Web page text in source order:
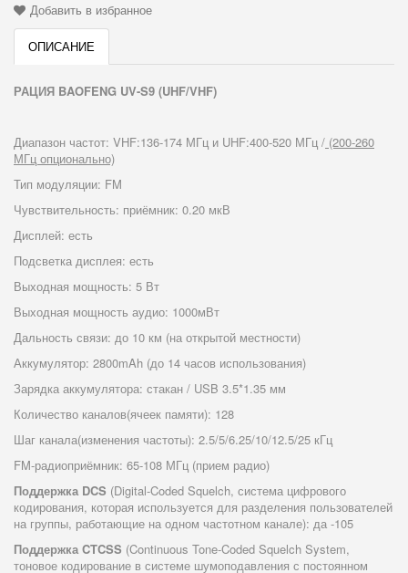
Добавить в избранное
ОПИСАНИЕ
РАЦИЯ BAOFENG UV-S9 (UHF/VHF)
Диапазон частот: VHF:136-174 МГц и UHF:400-520 МГц / (200-260
МГц опционально)
Тип модуляции: FM
Чувствительность: приёмник: 0.20 мкВ
Дисплей: есть
Подсветка дисплея: есть
Выходная мощность: 5 Вт
Выходная мощность аудио: 1000мВт
Дальность связи: до 10 км (на открытой местности)
Аккумулятор: 2800mAh (до 14 часов использования)
Зарядка аккумулятора: стакан / USB 3.5*1.35 мм
Количество каналов(ячеек памяти): 128
Шаг канала(изменения частоты): 2.5/5/6.25/10/12.5/25 кГц
FM-радиоприёмник: 65-108 МГц (прием радио)
Поддержка DCS (Digital-Coded Squelch, система цифрового
кодирования, которая используется для разделения пользователей
на группы, работающие на одном частотном канале): да -105
Поддержка CTCSS (Continuous Tone-Coded Squelch System,
тоновое кодирование в системе шумоподавления с постоянном